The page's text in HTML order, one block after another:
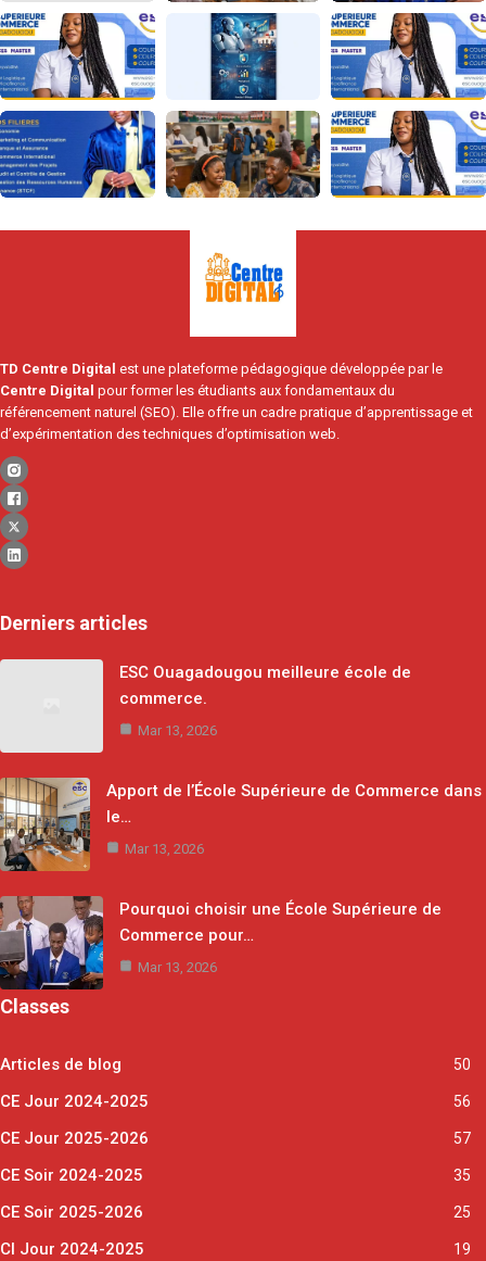
TD Centre Digital est une plateforme pédagogique développée par le
Centre Digital pour former les étudiants aux fondamentaux du
référencement naturel (SEO). Elle offre un cadre pratique d’apprentissage et
d’expérimentation des techniques d’optimisation web.
Derniers articles
ESC Ouagadougou meilleure école de
commerce.
Mar 13, 2026
Apport de l’École Supérieure de Commerce dans
le…
Mar 13, 2026
Pourquoi choisir une École Supérieure de
Commerce pour…
Mar 13, 2026
Classes
Articles de blog 50
CE Jour 2024-2025 56
CE Jour 2025-2026 57
CE Soir 2024-2025 35
CE Soir 2025-2026 25
CI Jour 2024-2025 19